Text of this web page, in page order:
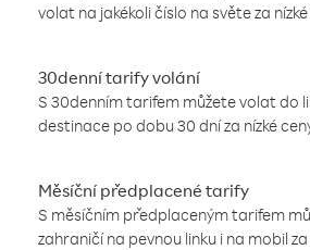
volat na jakékoli číslo na světe za
30denní tarify volání
S 30denním tarifem můžete volat do
destinace po dobu 30 dní za nízké
Měsíční předplacené tarify
S měsíčním předplaceným tarifem
zahraničí na pevnou linku i na mobil